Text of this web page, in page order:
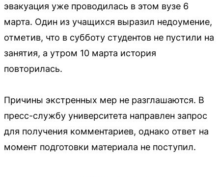
эвакуация уже проводилась в этом вузе 6
марта. Один из учащихся выразил недоумение,
отметив, что в субботу студентов не пустили на
занятия, а утром 10 марта история
повторилась.
Причины экстренных мер не разглашаются. В
пресс-службу университета направлен запрос
для получения комментариев, однако ответ на
момент подготовки материала не поступил.